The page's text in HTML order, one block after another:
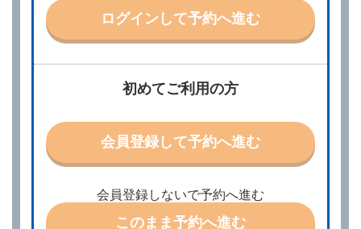
他の借受条件（以下「借受条件」といいます。）を明
示して予約の申込みを行うことができます。なお、当
社は、電話連絡並びに電子メールによる予約に応じま
責任を負わないものとします。
当社は、借受人から予約の申込みがあったときは、原
則として、当社の保有するレンタカーの範囲内で予約
特に認める場合を除き、別に定める予約申込金を支払
うものとします。
第３条（予約の変更）
借受人は、前条第１項の借受条件を変更しようとする
ときは、あらかじめ当社の承諾を受けなければならな
いものとします。
初めてご利用の方
会員登録して予約へ進む
会員登録しないで予約へ進む
このまま予約へ進む
ログインして予約へ進む